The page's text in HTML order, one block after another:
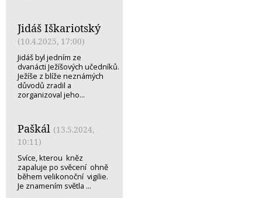
Jidáš Iškariotský
(10.4.2025, 17:00)
Jidáš byl jedním ze
dvanácti Ježíšových učedníků.
Ježíše z blíže neznámých
důvodů zradil a
zorganizoval jeho...
Paškál (13.5.2024,
10:11)
Svíce, kterou kněz
zapaluje po svěcení ohně
během velikonoční vigilie.
Je znamením světla ...